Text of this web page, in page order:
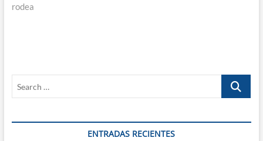
rodea
Search
ENTRADAS RECIENTES